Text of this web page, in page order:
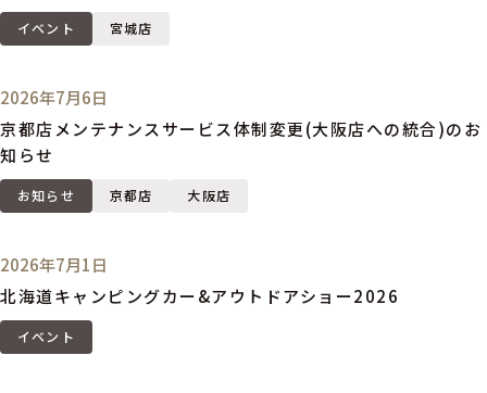
イベント 宮城店
2026年7月6日
京都店メンテナンスサービス体制変更(大阪店への統合)のお
知らせ
お知らせ 京都店 大阪店
2026年7月1日
北海道キャンピングカー&アウトドアショー2026
イベント